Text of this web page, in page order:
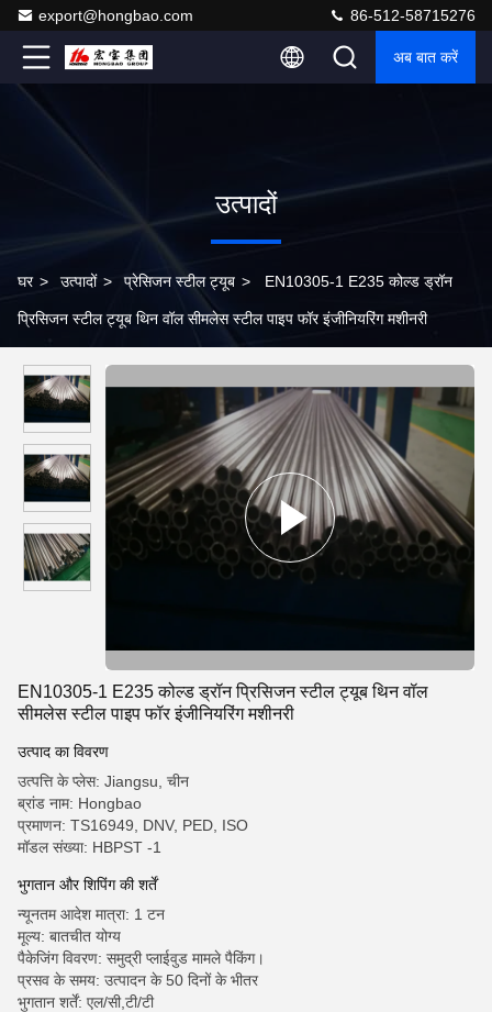
export@hongbao.com 86-512-58715276
अब बात करें
उत्पादों
घर > उत्पादों > प्रेसिजन स्टील ट्यूब > EN10305-1 E235 कोल्ड ड्रॉन
प्रिसिजन स्टील ट्यूब थिन वॉल सीमलेस स्टील पाइप फॉर इंजीनियरिंग मशीनरी
EN10305-1 E235 कोल्ड ड्रॉन प्रिसिजन स्टील ट्यूब थिन वॉल
सीमलेस स्टील पाइप फॉर इंजीनियरिंग मशीनरी
उत्पाद का विवरण
उत्पत्ति के प्लेस: Jiangsu, चीन
ब्रांड नाम: Hongbao
प्रमाणन: TS16949, DNV, PED, ISO
मॉडल संख्या: HBPST -1
भुगतान और शिपिंग की शर्तें
न्यूनतम आदेश मात्रा: 1 टन
मूल्य: बातचीत योग्य
पैकेजिंग विवरण: समुद्री प्लाईवुड मामले पैकिंग।
प्रसव के समय: उत्पादन के 50 दिनों के भीतर
भुगतान शर्तें: एल/सी,टी/टी